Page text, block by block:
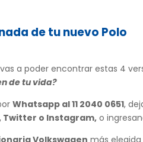
de tu nuevo Polo
vas a poder encontrar estas 4
de tu vida?
Whatsapp al 11 2040 0651,
Twitter o Instagram, o
Volkswagen más